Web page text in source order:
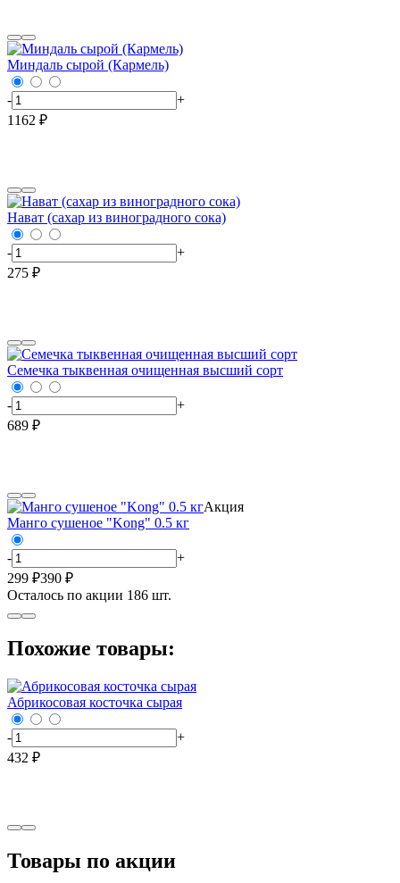
Миндаль сырой (Кармель)
-
+
1162 ₽
Нават (сахар из виноградного сока)
-
+
275 ₽
Семечка тыквенная очищенная высший сорт
-
+
689 ₽
Акция
Манго сушеное "Kong" 0.5 кг
-
+
299 ₽390 ₽
Осталось по акции 186 шт.
Похожие товары:
Абрикосовая косточка сырая
-
+
432 ₽
Товары по акции